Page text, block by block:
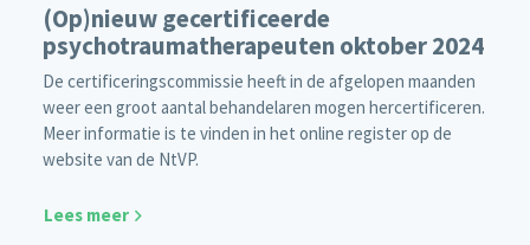
(Op)nieuw gecertificeerde
psychotraumatherapeuten oktober 2024
De certificeringscommissie heeft in de afgelopen maanden
weer een groot aantal behandelaren mogen hercertificeren.
Meer informatie is te vinden in het online register op de
website van de NtVP.
Lees meer